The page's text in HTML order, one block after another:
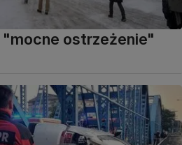
"mocne ostrzeżenie"